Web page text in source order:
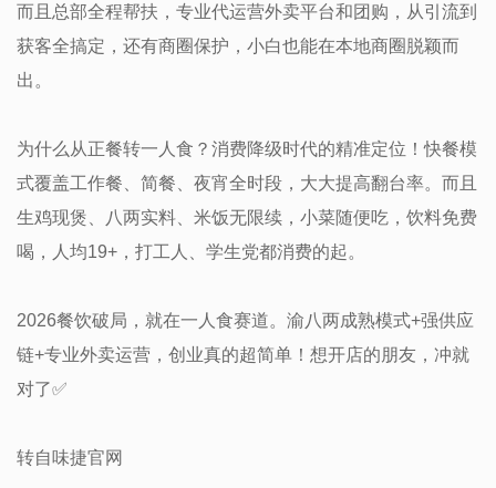
而且总部全程帮扶，专业代运营外卖平台和团购，从引流到
获客全搞定，还有商圈保护，小白也能在本地商圈脱颖而
出。
为什么从正餐转一人食？消费降级时代的精准定位！快餐模
式覆盖工作餐、简餐、夜宵全时段，大大提高翻台率。而且
生鸡现煲、八两实料、米饭无限续，小菜随便吃，饮料免费
喝，人均19+，打工人、学生党都消费的起。
2026餐饮破局，就在一人食赛道。渝八两成熟模式+强供应
链+专业外卖运营，创业真的超简单！想开店的朋友，冲就
对了✅
转自味捷官网